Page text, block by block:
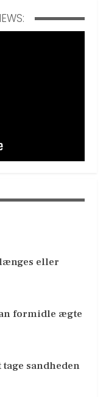
eller
formidle ægte
sandheden